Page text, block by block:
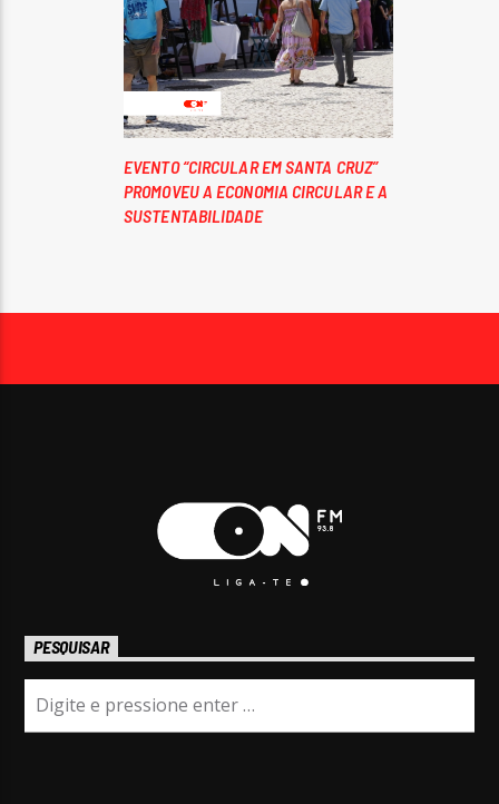
EVENTO “CIRCULAR EM SANTA CRUZ”
PROMOVEU A ECONOMIA CIRCULAR E A
SUSTENTABILIDADE
PESQUISAR